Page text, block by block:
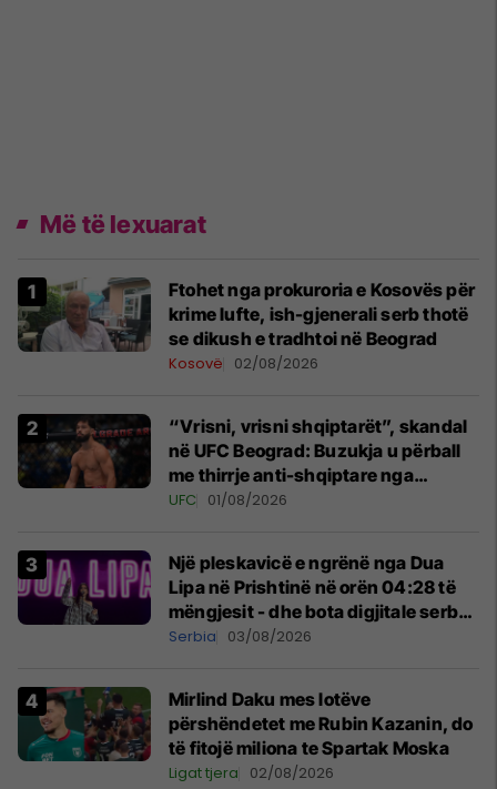
Më të lexuarat
Ftohet nga prokuroria e Kosovës për
krime lufte, ish-gjenerali serb thotë
se dikush e tradhtoi në Beograd
Kosovë 02/08/2026
“Vrisni, vrisni shqiptarët”, skandal
në UFC Beograd: Buzukja u përball
me thirrje anti-shqiptare nga
tribunat
UFC 01/08/2026
Një pleskavicë e ngrënë nga Dua
Lipa në Prishtinë në orën 04:28 të
mëngjesit - dhe bota digjitale serbe
shpall gjendjen e luftës
Serbia 03/08/2026
Mirlind Daku mes lotëve
përshëndetet me Rubin Kazanin, do
të fitojë miliona te Spartak Moska
Ligat tjera 02/08/2026